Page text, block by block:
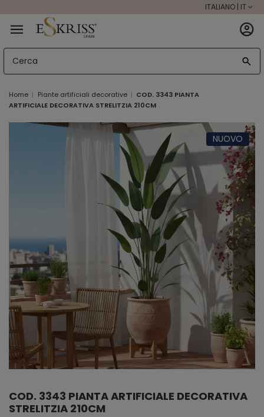
ITALIANO | IT
Home Piante artificiali decorative
COD. 3343 PIANTA
ARTIFICIALE DECORATIVA STRELITZIA 210CM
NUOVO
COD. 3343 PIANTA ARTIFICIALE DECORATIVA
STRELITZIA 210CM